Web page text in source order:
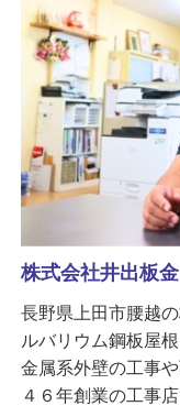
株式会社井出板金
長野県上田市腰越
ルバリウム鋼板屋
金属系外壁の工事
４６年創業の工事